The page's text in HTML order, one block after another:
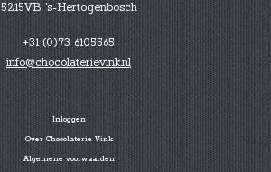
5215VB 's-Hertogenbosch
+31 (0)73 6105565
info@chocolaterievink.nl
Inloggen
Over Chocolaterie Vink
Algemene voorwaarden